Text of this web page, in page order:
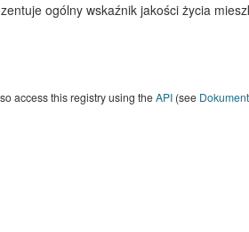
ogólny wskaźnik jakości życia
access this registry using theAPI(see